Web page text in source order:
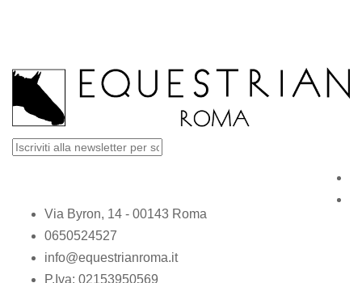
Via Byron, 14 - 00143 Roma
0650524527
info@equestrianroma.it
P.Iva: 02153950569